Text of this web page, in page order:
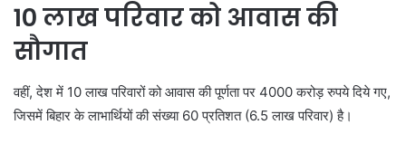
10 लाख परिवार को आवास की
सौगात
वहीं, देश में 10 लाख परिवारों को आवास की पूर्णता पर 4000 करोड़ रुपये दिये गए,
जिसमें बिहार के लाभार्थियों की संख्या 60 प्रतिशत (6.5 लाख परिवार) है।